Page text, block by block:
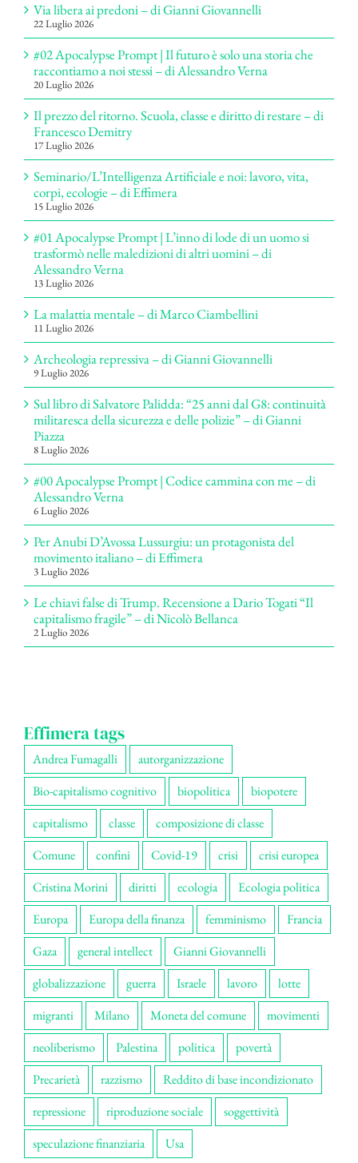
Via libera ai predoni – di Gianni Giovannelli
22 Luglio 2026
#02 Apocalypse Prompt | Il futuro è solo una storia che
raccontiamo a noi stessi – di Alessandro Verna
20 Luglio 2026
Il prezzo del ritorno. Scuola, classe e diritto di restare – di
Francesco Demitry
17 Luglio 2026
Seminario/L’Intelligenza Artificiale e noi: lavoro, vita,
corpi, ecologie – di Effimera
15 Luglio 2026
#01 Apocalypse Prompt | L’inno di lode di un uomo si
trasformò nelle maledizioni di altri uomini – di
Alessandro Verna
13 Luglio 2026
La malattia mentale – di Marco Ciambellini
11 Luglio 2026
Archeologia repressiva – di Gianni Giovannelli
9 Luglio 2026
Sul libro di Salvatore Palidda: “25 anni dal G8: continuità
militaresca della sicurezza e delle polizie” – di Gianni
Piazza
8 Luglio 2026
#00 Apocalypse Prompt | Codice cammina con me – di
Alessandro Verna
6 Luglio 2026
Per Anubi D’Avossa Lussurgiu: un protagonista del
movimento italiano – di Effimera
3 Luglio 2026
Le chiavi false di Trump. Recensione a Dario Togati “Il
capitalismo fragile” – di Nicolò Bellanca
2 Luglio 2026
Effimera tags
Andrea Fumagalli
autorganizzazione
Bio-capitalismo cognitivo
biopolitica
biopotere
capitalismo
classe
composizione di classe
Comune
confini Covid-19 crisi
crisi europea
Cristina Morini
diritti ecologia
Ecologia politica
Europa
Europa della finanza femminismo
Francia
Gaza
general intellect
Gianni Giovannelli
globalizzazione
guerra Israele lavoro
lotte
migranti
Milano Moneta del comune
movimenti
neoliberismo
Palestina politica
povertà
Precarietà
razzismo
Reddito di base incondizionato
repressione
riproduzione sociale
soggettività
speculazione finanziaria
Usa